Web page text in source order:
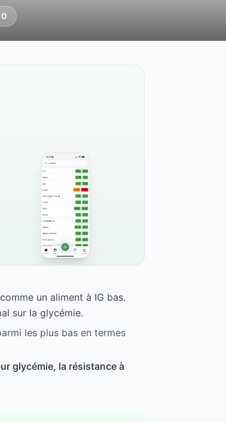
un aliment à IG bas.
sur la glycémie.
les plus bas en termes
glycémie, la résistance à